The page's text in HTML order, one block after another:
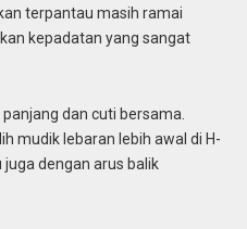
terpantau masih ramai
kepadatan yang sangat
dan cuti bersama.
mudik lebaran lebih awal di H-
dengan arus balik